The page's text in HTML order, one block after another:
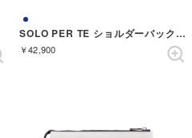
SOLO PER TE ショルダーバック （NAVY）
￥42,900